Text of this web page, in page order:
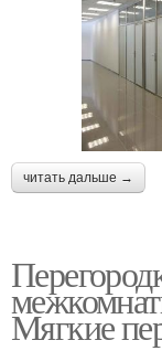
читать дальше →
Мягкие